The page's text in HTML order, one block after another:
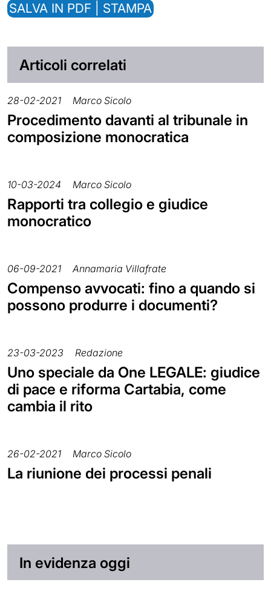
SALVA IN PDF | STAMPA
Articoli correlati
28-02-2021 Marco Sicolo
Procedimento davanti al tribunale in
composizione monocratica
10-03-2024 Marco Sicolo
Rapporti tra collegio e giudice
monocratico
06-09-2021 Annamaria Villafrate
Compenso avvocati: fino a quando si
possono produrre i documenti?
23-03-2023 Redazione
Uno speciale da One LEGALE: giudice
di pace e riforma Cartabia, come
cambia il rito
26-02-2021 Marco Sicolo
La riunione dei processi penali
In evidenza oggi